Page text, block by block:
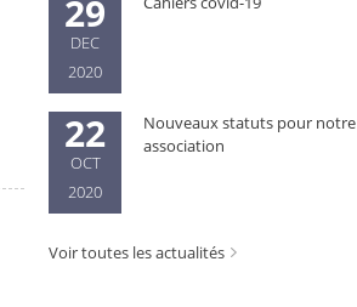
29
DEC
2020
22
OCT
2020
Nouveaux statuts pour notre
association
Voir toutes les actualités